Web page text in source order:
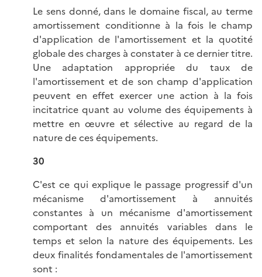
Le sens donné, dans le domaine fiscal, au terme
amortissement conditionne à la fois le champ
d'application de l'amortissement et la quotité
globale des charges à constater à ce dernier titre.
Une adaptation appropriée du taux de
l'amortissement et de son champ d'application
peuvent en effet exercer une action à la fois
incitatrice quant au volume des équipements à
mettre en œuvre et sélective au regard de la
nature de ces équipements.
30
C'est ce qui explique le passage progressif d'un
mécanisme d'amortissement à annuités
constantes à un mécanisme d'amortissement
comportant des annuités variables dans le
temps et selon la nature des équipements. Les
deux finalités fondamentales de l'amortissement
sont :